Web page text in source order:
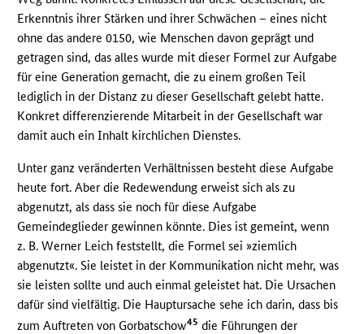
Erkenntnis ihrer Stärken und ihrer Schwächen – eines nicht
ohne das andere 0150, wie Menschen davon geprägt und
getragen sind, das alles wurde mit dieser Formel zur Aufgabe
für eine Generation gemacht, die zu einem großen Teil
lediglich in der Distanz zu dieser Gesellschaft gelebt hatte.
Konkret differenzierende Mitarbeit in der Gesellschaft war
damit auch ein Inhalt kirchlichen Dienstes.
Unter ganz veränderten Verhältnissen besteht diese Aufgabe
heute fort. Aber die Redewendung erweist sich als zu
abgenutzt, als dass sie noch für diese Aufgabe
Gemeindeglieder gewinnen könnte. Dies ist gemeint, wenn
z. B. Werner Leich feststellt, die Formel sei »ziemlich
abgenutzt«. Sie leistet in der Kommunikation nicht mehr, was
sie leisten sollte und auch einmal geleistet hat. Die Ursachen
dafür sind vielfältig. Die Hauptursache sehe ich darin, dass bis
zum Auftreten von Gorbatschow45 die Führungen der